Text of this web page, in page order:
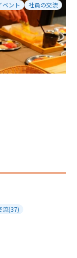
ベント 社員の交流
流(37)